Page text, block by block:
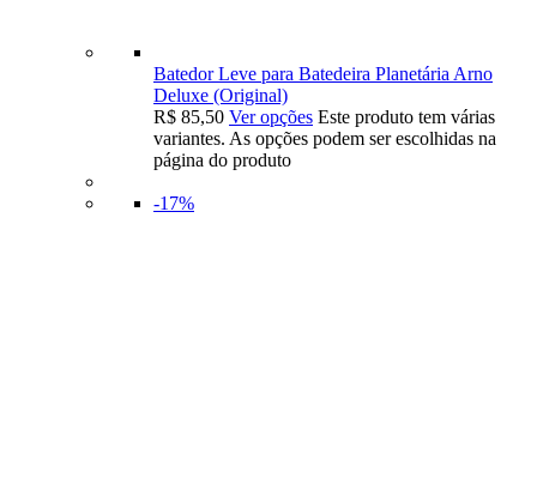
Batedor Leve para Batedeira Planetária Arno
Deluxe (Original)
R$ 85,50 Ver opções Este produto tem várias
variantes. As opções podem ser escolhidas na
página do produto
-17%